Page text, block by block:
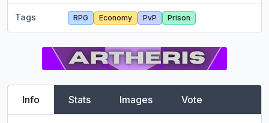
Tags RPG Economy PvP Prison
Info Stats Images Vote